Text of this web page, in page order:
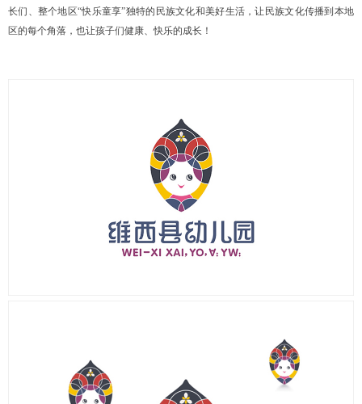
长们、整个地区“快乐童享”独特的民族文化和美好生活，让民族文化传播到本地
区的每个角落，也让孩子们健康、快乐的成长！